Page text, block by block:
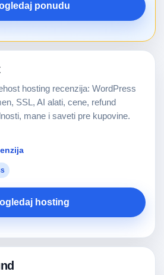
ponudu
hosting recenzija: WordPress
SSL, AI alati, cene, refund
mane i saveti pre kupovine.
hosting